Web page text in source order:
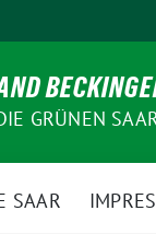
GRÜNEN
SAAR